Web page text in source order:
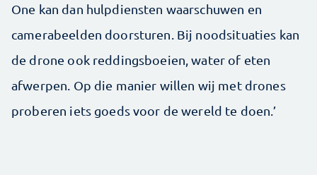
One kan dan hulpdiensten waarschuwen en
camerabeelden doorsturen. Bij noodsituaties kan
de drone ook reddingsboeien, water of eten
afwerpen. Op die manier willen wij met drones
proberen iets goeds voor de wereld te doen.’